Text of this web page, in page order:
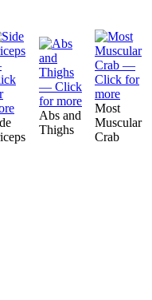
Abs and
Thighs
Most
Muscular
Crab